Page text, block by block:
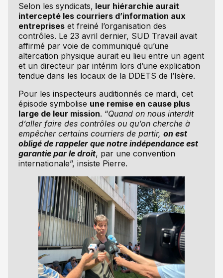
Selon les syndicats, leur hiérarchie aurait
intercepté les courriers d’information aux
entrepriseset freiné l’organisation des
contrôles. Le 23 avril dernier, SUD Travail avait
affirmé par voie de communiqué qu’une
altercation physique aurait eu lieu entre un agent
et un directeur par intérim lors d’une explication
tendue dans les locaux de la DDETS de l’Isère.
Pour les inspecteurs auditionnés ce mardi, cet
épisode symbolise une remise en cause plus
large de leur mission. “Quand on nous interdit
d’aller faire des contrôles ou qu’on cherche à
empêcher certains courriers de partir, on est
obligé de rappeler que notre indépendance est
garantie par le droit, par une convention
internationale”, insiste Pierre.